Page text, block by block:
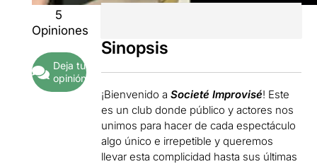
5
Opiniones
Deja tu
opinión
Sinopsis
¡Bienvenido aSocieté Improvisé! Este
es un club donde público y actores nos
unimos para hacer de cada espectáculo
algo único e irrepetible y queremos
llevar esta complicidad hasta sus últimas